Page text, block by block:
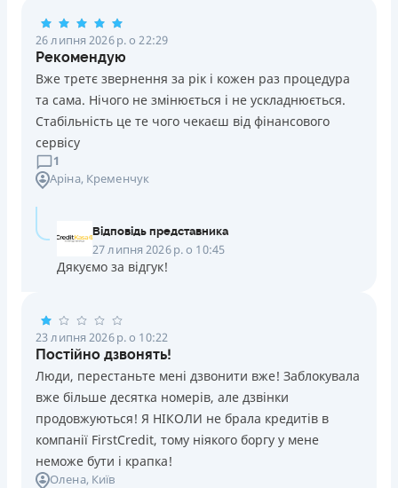
Погашення
Оплата на розрахунковий рахунок
Онлайн (через сайт або інтернет-банкінг)
Через термінали Приватбанку
Через термінали самообслуговування
Ліцензія НБУ
Ліцензія переоформлена 14.03.2024 р.
Вся інформація про кредит
ОТРИМАТИ ПОЗИКУ
26 липня 2026 р. о 22:29
Рекомендую
Вже третє звернення за рік і кожен раз процедура
та сама. Нічого не змінюється і не ускладнюється.
Стабільність це те чого чекаєш від фінансового
сервісу
1
Аріна, Кременчук
Відповідь представника
27 липня 2026 р. о 10:45
Дякуємо за відгук!
23 липня 2026 р. о 10:22
Постійно дзвонять!
Люди, перестаньте мені дзвонити вже! Заблокувала
вже більше десятка номерів, але дзвінки
продовжуються! Я НІКОЛИ не брала кредитів в
компанії FirstCredit, тому ніякого боргу у мене
неможе бути і крапка!
Олена, Київ